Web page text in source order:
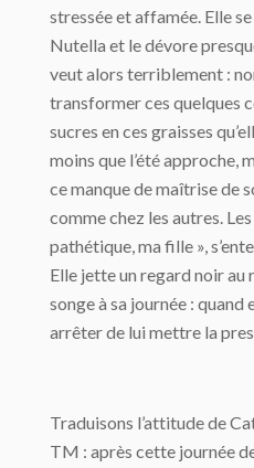
stressée et affamée. Elle
Nutella et le dévore
veut alors terriblement :
transformer ces quelques
sucres en ces graisses
moins que l’été approche,
ce manque de maîtrise de
comme chez les autres.
pathétique, ma fille »,
Elle jette un regard noir
songe à sa journée :
arrêter de lui mettre la
Traduisons l’attitude de
TM : après cette journée